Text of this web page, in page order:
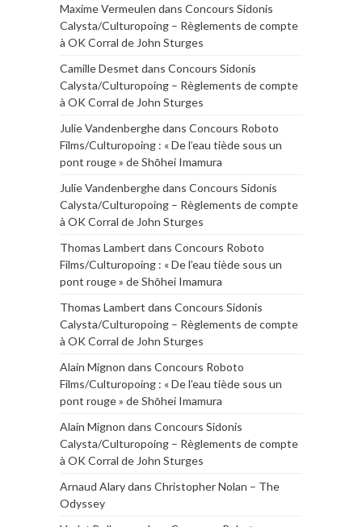
Maxime Vermeulen dans Concours Sidonis
Calysta/Culturopoing – Règlements de compte
à OK Corral de John Sturges
Camille Desmet dans Concours Sidonis
Calysta/Culturopoing – Règlements de compte
à OK Corral de John Sturges
Julie Vandenberghedans Concours Roboto
Films/Culturopoing : « De l’eau tiède sous un
pont rouge » de Shōhei Imamura
Julie Vandenberghedans Concours Sidonis
Calysta/Culturopoing – Règlements de compte
à OK Corral de John Sturges
Thomas Lambert dans Concours Roboto
Films/Culturopoing : « De l’eau tiède sous un
pont rouge » de Shōhei Imamura
Thomas Lambert dans Concours Sidonis
Calysta/Culturopoing – Règlements de compte
à OK Corral de John Sturges
Alain Mignon dans Concours Roboto
Films/Culturopoing : « De l’eau tiède sous un
pont rouge » de Shōhei Imamura
Alain Mignon dans Concours Sidonis
Calysta/Culturopoing – Règlements de compte
à OK Corral de John Sturges
Arnaud Alarydans Christopher Nolan – The
Odyssey